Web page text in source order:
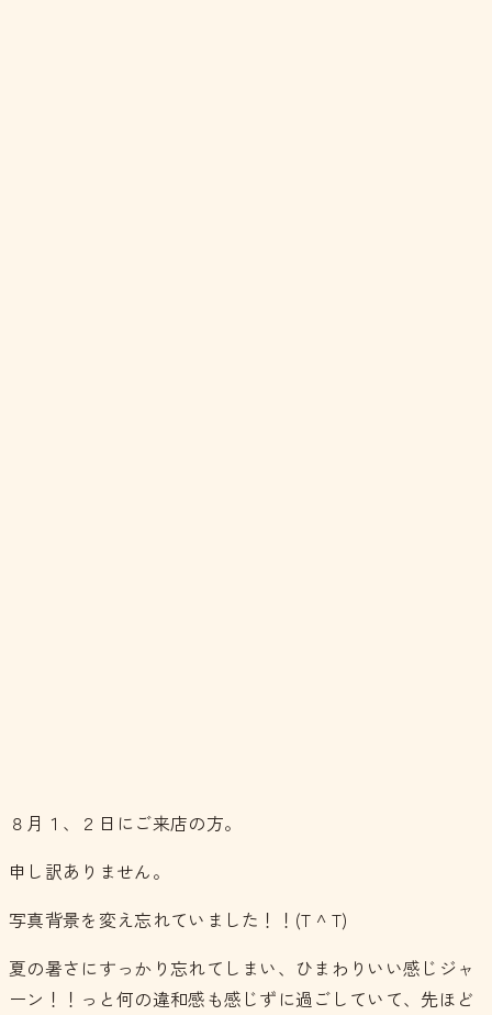
８月１、２日にご来店の方。
申し訳ありません。
写真背景を変え忘れていました！！(T ^ T)
夏の暑さにすっかり忘れてしまい、ひまわりいい感じジャ
ーン！！っと何の違和感も感じずに過ごしていて、先ほど